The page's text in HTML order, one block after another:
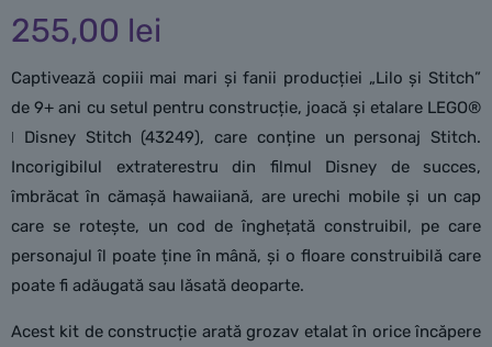
255,00 lei
Captivează copiii mai mari și fanii producției „Lilo și Stitch”
de 9+ ani cu setul pentru construcție, joacă și etalare LEGO®
ǀ Disney Stitch (43249), care conține un personaj Stitch.
Incorigibilul extraterestru din filmul Disney de succes,
îmbrăcat în cămașă hawaiiană, are urechi mobile și un cap
care se rotește, un cod de înghețată construibil, pe care
personajul îl poate ține în mână, și o floare construibilă care
poate fi adăugată sau lăsată deoparte.
Acest kit de construcție arată grozav etalat în orice încăpere